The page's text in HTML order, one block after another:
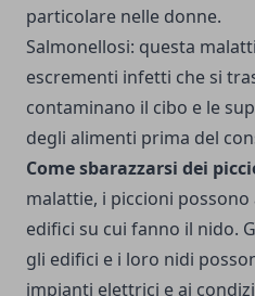
particolare nelle donne.
Salmonellosi: questa
escrementi infetti che si
contaminano il cibo e le
degli alimenti prima del
Come sbarazzarsi dei
malattie, i piccioni
edifici su cui fanno il nido.
gli edifici e i loro nidi
impianti elettrici e ai